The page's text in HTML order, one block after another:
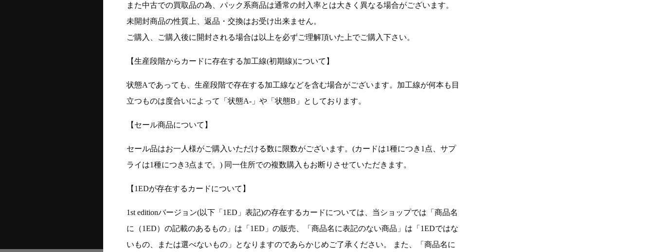
また中古での買取品の為、パック系商品は通常の封入率とは大きく異なる場合がございます。
未開封商品の性質上、返品・交換はお受け出来ません。
ご購入、ご購入後に開封される場合は以上を必ずご理解頂いた上でご購入下さい。
【生産段階からカードに存在する加工線(初期線)について】
状態Aであっても、生産段階で存在する加工線などを含む場合がございます。加工線が何本も目
立つものは度合いによって「状態A-」や「状態B」としております。
【セール商品について】
セール品はお一人様がご購入いただける数に限数がございます。(カードは1種につき1点、サプ
ライは1種につき3点まで。) 同一住所での複数購入もお断りさせていただきます。
【1EDが存在するカードについて】
1st editionバージョン(以下「1ED」表記)の存在するカードについては、当ショップでは「商品名
に（1ED）の記載のあるもの」は「1ED」の販売、「商品名に表記のない商品」は「1EDではな
いもの、または選べないもの」となりますのであらかじめご了承ください。 また、「商品名に